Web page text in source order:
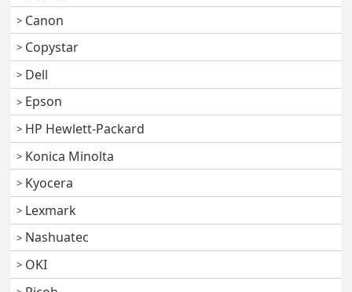
Canon
Copystar
Dell
Epson
HP Hewlett-Packard
Konica Minolta
Kyocera
Lexmark
Nashuatec
OKI